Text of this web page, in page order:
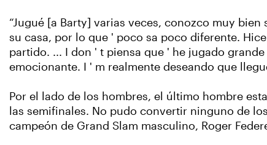
“Jugué [a Barty] varias veces, conozco muy
su casa, por lo que ' poco sa poco diferente.
partido. ... I don ' t piensa que ' he jugado
emocionante. I ' m realmente deseando que
Por el lado de los hombres, el último hombre
las semifinales. No pudo convertir ninguno de
campeón de Grand Slam masculino, Roger